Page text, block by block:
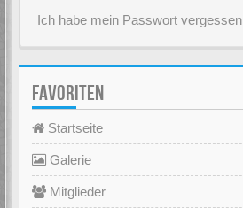
Ich habe mein Passwort vergessen
FAVORITEN
Startseite
Galerie
Mitglieder